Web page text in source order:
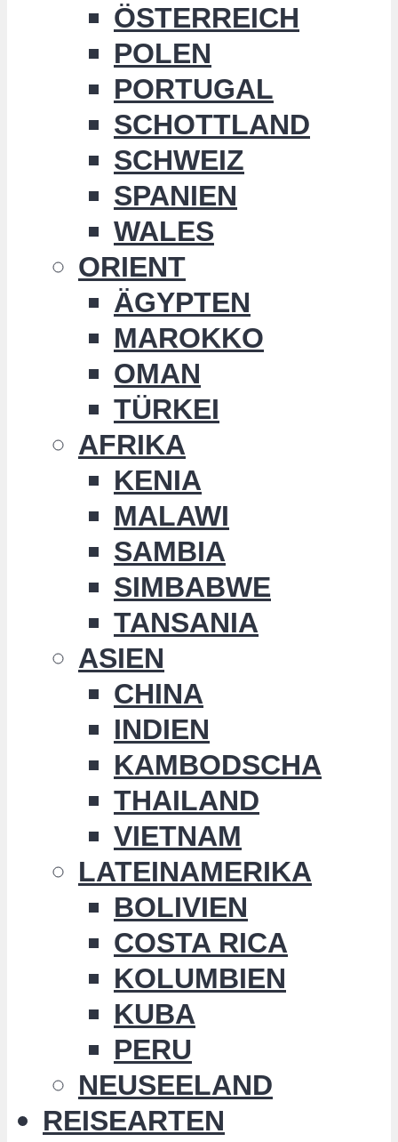
ÖSTERREICH
POLEN
PORTUGAL
SCHOTTLAND
SCHWEIZ
SPANIEN
WALES
ORIENT
ÄGYPTEN
MAROKKO
OMAN
TÜRKEI
AFRIKA
KENIA
MALAWI
SAMBIA
SIMBABWE
TANSANIA
ASIEN
CHINA
INDIEN
KAMBODSCHA
THAILAND
VIETNAM
LATEINAMERIKA
BOLIVIEN
COSTA RICA
KOLUMBIEN
KUBA
PERU
NEUSEELAND
REISEARTEN